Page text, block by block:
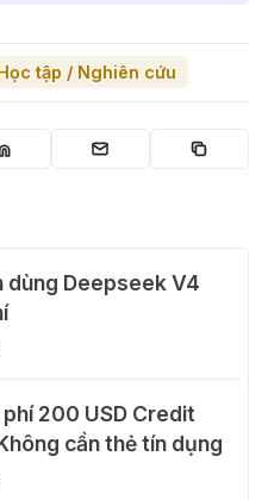
tập / Nghiên cứu
dùng Deepseek V4
phí 200 USD Credit
cần thẻ tín dụng